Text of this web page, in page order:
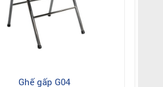
Ghế gấp G04